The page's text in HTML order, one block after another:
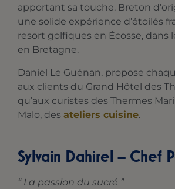
apportant sa touche. Breton
une solide expérience d’étoilés
resort golfiques en Écosse, dans
en Bretagne.
Daniel Le Guénan, propose
aux clients du Grand Hôtel des
qu’aux curistes des Thermes
Malo, des ateliers cuisine.
Sylvain Dahirel – Chef
“ La passion du sucré ”